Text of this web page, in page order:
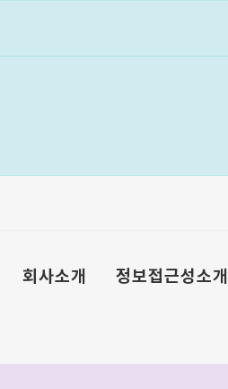
회사소개 정보접근성소개